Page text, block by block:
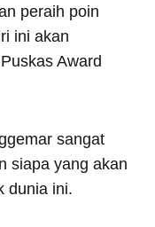
peraih poin
ini akan
Award
sangat
siapa yang akan
dunia ini.